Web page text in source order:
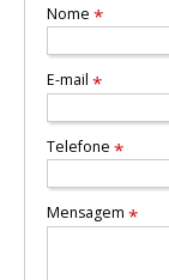
Nome *
E-mail *
Telefone *
Mensagem *